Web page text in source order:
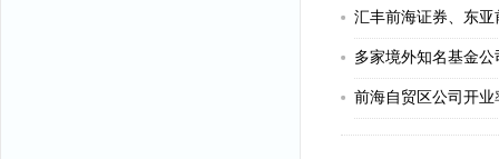
汇丰前海证券、东
多家境外知名基金
前海自贸区公司开业